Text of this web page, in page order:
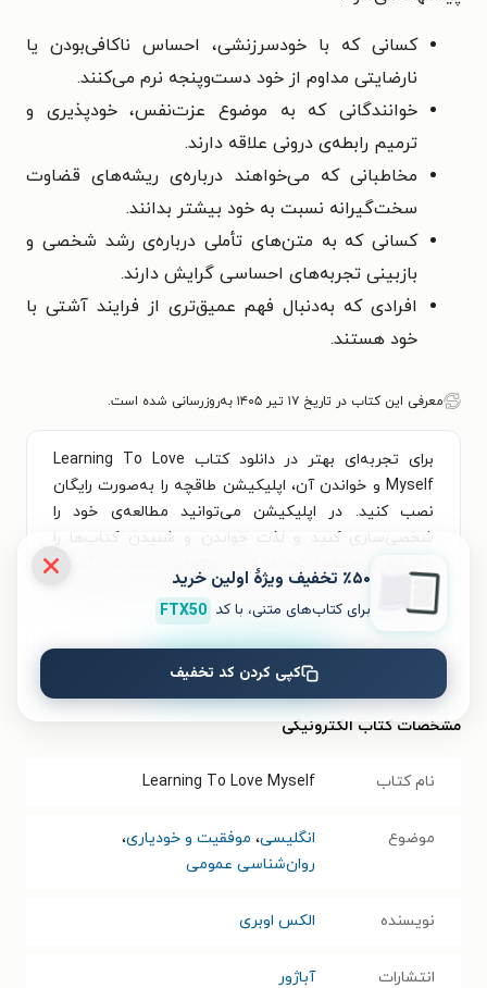
کسانی که با خودسرزنشی، احساس ناکافی‌بودن یا
نارضایتی مداوم از خود دست‌وپنجه نرم می‌کنند.
خوانندگانی که به موضوع عزت‌نفس، خودپذیری و
ترمیم رابطه‌ی درونی علاقه دارند.
مخاطبانی که می‌خواهند درباره‌ی ریشه‌های قضاوت
سخت‌گیرانه نسبت به خود بیشتر بدانند.
کسانی که به متن‌های تأملی درباره‌ی رشد شخصی و
بازبینی تجربه‌های احساسی گرایش دارند.
افرادی که به‌دنبال فهم عمیق‌تری از فرایند آشتی با
خود هستند.
معرفی این کتاب در تاریخ ۱۷ تیر ۱۴۰۵ به‌روزرسانی شده است.
برای تجربه‌ای بهتر در دانلود کتاب Learning To Love
Myself و خواندن آن، اپلیکیشن طاقچه را به‌صورت رایگان
نصب کنید. در اپلیکیشن می‌توانید مطالعه‌ی خود را
شخصی‌سازی کنید و لذت خواندن و شنیدن کتاب‌ها را
همیشه و همه‌جا تجربه کنید. علاوه‌بر دسترسی آسان،
امکان خرید هزاران کتاب صوتی و الکترونیکی با تخفیف‌های
ویژه و بهترین قیمت هم فراهم است.
نصب
مشخصات کتاب الکترونیکی
نام کتاب Learning To Love Myself
موضوع انگلیسی، موفقیت و خودیاری،
روان‌شناسی عمومی
نویسنده الکس اوبری
انتشارات آباژور
٪۵۰ تخفیف ویژۀ اولین خرید
برای کتاب‌های متنی، با کد FTX50
کپی کردن کد تخفیف